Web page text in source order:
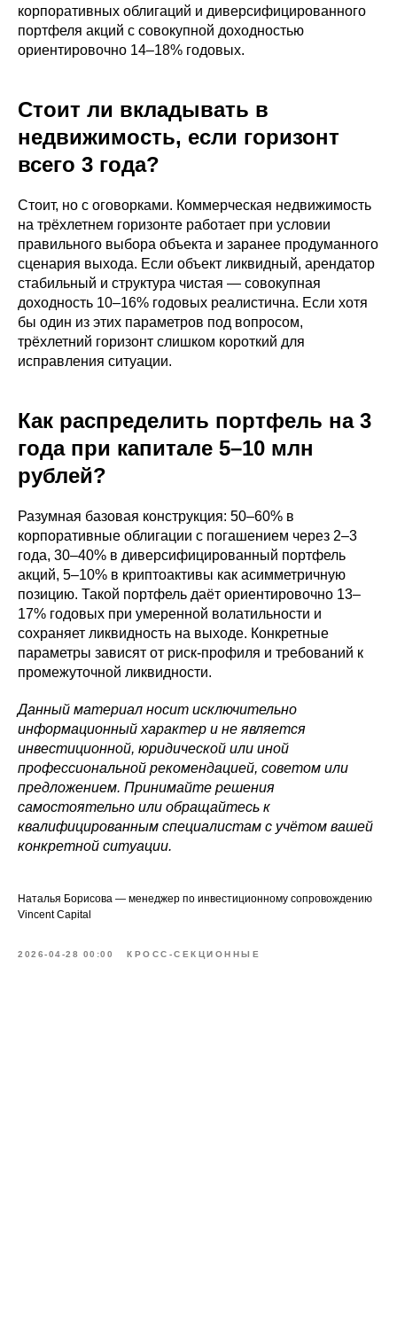
корпоративных облигаций и диверсифицированного
портфеля акций с совокупной доходностью
ориентировочно 14–18% годовых.
Стоит ли вкладывать в
недвижимость, если горизонт
всего 3 года?
Стоит, но с оговорками. Коммерческая недвижимость
на трёхлетнем горизонте работает при условии
правильного выбора объекта и заранее продуманного
сценария выхода. Если объект ликвидный, арендатор
стабильный и структура чистая — совокупная
доходность 10–16% годовых реалистична. Если хотя
бы один из этих параметров под вопросом,
трёхлетний горизонт слишком короткий для
исправления ситуации.
Как распределить портфель на 3
года при капитале 5–10 млн
рублей?
Разумная базовая конструкция: 50–60% в
корпоративные облигации с погашением через 2–3
года, 30–40% в диверсифицированный портфель
акций, 5–10% в криптоактивы как асимметричную
позицию. Такой портфель даёт ориентировочно 13–
17% годовых при умеренной волатильности и
сохраняет ликвидность на выходе. Конкретные
параметры зависят от риск-профиля и требований к
промежуточной ликвидности.
Данный материал носит исключительно
информационный характер и не является
инвестиционной, юридической или иной
профессиональной рекомендацией, советом или
предложением. Принимайте решения
самостоятельно или обращайтесь к
квалифицированным специалистам с учётом вашей
конкретной ситуации.
Наталья Борисова — менеджер по инвестиционному сопровождению
Vincent Capital
2026-04-28 00:00 КРОСС-СЕКЦИОННЫЕ